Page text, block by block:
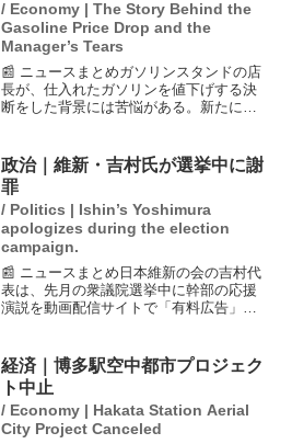
/ Economy | The Story Behind the
Gasoline Price Drop and the
Manager’s Tears
📰 ニュースまとめガソリンスタンドの店
長が、仕入れたガソリンを値下げする決
断をした背景には苦悩がある。新たに補
店舗に負けてしまうため、199円に設定し
た。しかし、こ...
政治｜維新・吉村氏が選挙中に謝
罪
/ Politics | Ishin’s Yoshimura
apologizes during the election
campaign.
📰 ニュースまとめ日本維新の会の吉村代
表は、先月の衆議院選挙中に幹部の応援
演説を動画配信サイトで「有料広告」と
り、吉村氏は「担当者の確認不足」と説
明しています。この問題...
経済｜博多駅空中都市プロジェク
ト中止
/ Economy | Hakata Station Aerial
City Project Canceled